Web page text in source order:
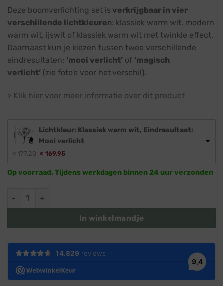
Deze boomverlichting set is verkrijgbaar in vier
verschillende lichtkleuren: klassiek warm wit, modern
warm wit, ijswit of klassiek warm wit met twinkle effect.
Daarnaast kun je kiezen tussen twee verschillende
eindresultaten: ‘mooi verlicht’ of ‘magisch
verlicht’ (zie foto’s voor het verschil).
> Klik hier voor meer informatie over dit product
Lichtkleur: Klassiek warm wit, Eindresultaat:
Mooi verlicht
€ 177,20 Oorspronkelijke
was:
€ 177,20.
€ 169,95Huidige
is:
Op voorraad. Tijdens werkdagen binnen 24 uur verzonden
Boomverlichting voordeelset · Bomen van 3 tot 4 meter
In winkelmandje